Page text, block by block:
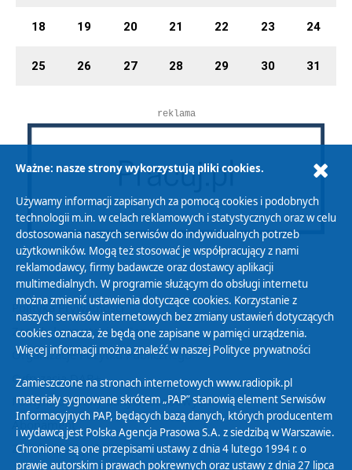
18 19 20 21 22 23 24
25 26 27 28 29 30 31
reklama
Polityka Prywatności
Zasady korzystania z Serwisu
Organizacje Pożytku Publicznego
Cyfryzacja DAB+
Polityka ochrony danych osobowych
Abonament
Zamówienia publiczne
Ważne: nasze strony wykorzystują pliki cookies.
Używamy informacji zapisanych za pomocą cookies i podobnych
technologii m.in. w celach reklamowych i statystycznych oraz w celu
dostosowania naszych serwisów do indywidualnych potrzeb
użytkowników. Mogą też stosować je współpracujący z nami
reklamodawcy, firmy badawcze oraz dostawcy aplikacji
multimedialnych. W programie służącym do obsługi internetu
można zmienić ustawienia dotyczące cookies. Korzystanie z
naszych serwisów internetowych bez zmiany ustawień dotyczących
cookies oznacza, że będą one zapisane w pamięci urządzenia.
Więcej informacji można znaleźć w naszej Polityce prywatności
Zamieszczone na stronach internetowych www.radiopik.pl
materiały sygnowane skrótem „PAP” stanowią element Serwisów
Informacyjnych PAP, będących bazą danych, których producentem
i wydawcą jest Polska Agencja Prasowa S.A. z siedzibą w Warszawie.
Chronione są one przepisami ustawy z dnia 4 lutego 1994 r. o
prawie autorskim i prawach pokrewnych oraz ustawy z dnia 27 lipca